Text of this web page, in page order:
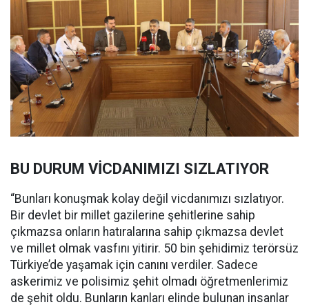
BU DURUM VİCDANIMIZI SIZLATIYOR
“Bunları konuşmak kolay değil vicdanımızı sızlatıyor.
Bir devlet bir millet gazilerine şehitlerine sahip
çıkmazsa onların hatıralarına sahip çıkmazsa devlet
ve millet olmak vasfını yitirir. 50 bin şehidimiz terörsüz
Türkiye’de yaşamak için canını verdiler. Sadece
askerimiz ve polisimiz şehit olmadı öğretmenlerimiz
de şehit oldu. Bunların kanları elinde bulunan insanlar